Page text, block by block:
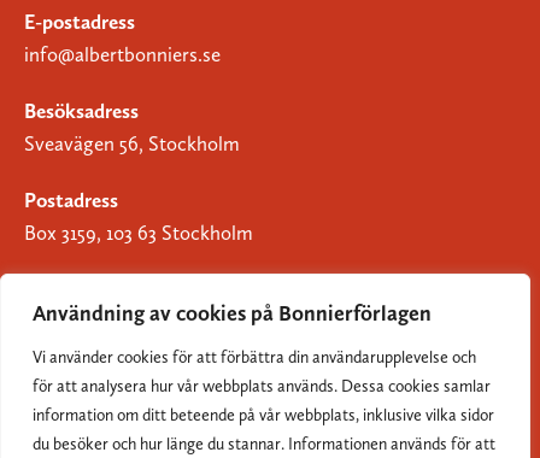
Användning av cookies på Bonnierförlagen
Vi använder cookies för att förbättra din användarupplevelse och
för att analysera hur vår webbplats används. Dessa cookies samlar
information om ditt beteende på vår webbplats, inklusive vilka sidor
du besöker och hur länge du stannar. Informationen används för att
E-postadress
info@albertbonniers.se
Besöksadress
Sveavägen 56, Stockholm
Postadress
Box 3159, 103 63 Stockholm
Om Bonnierförlagen
Cookies
Integritetspolicy